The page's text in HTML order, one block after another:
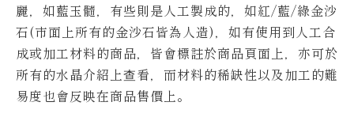
麗，如藍玉髓，有些則是人工製成的，如紅/藍/綠金沙
石(市面上所有的金沙石皆為人造)，如有使用到人工合
成或加工材料的商品，皆會標註於商品頁面上，亦可於
所有的水晶介紹上查看，而材料的稀缺性以及加工的難
易度也會反映在商品售價上。